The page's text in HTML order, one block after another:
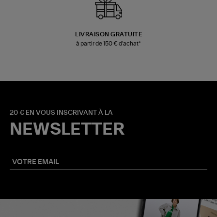
LIVRAISON GRATUITE
à partir de 150 € d'achat*
20 € EN VOUS INSCRIVANT À LA
NEWSLETTER